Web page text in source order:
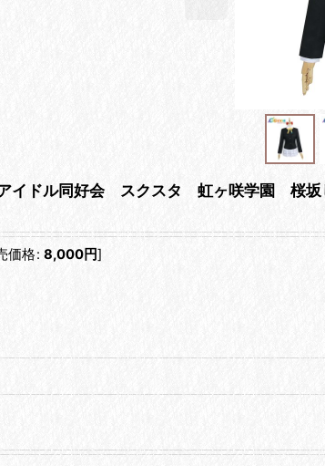
アイドル同好会 スクスタ 虹ヶ咲学園 桜
価格: 8,000円]